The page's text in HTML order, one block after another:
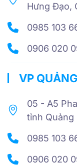
Hưng Đạo,
0985 103
0906 020
VP
05 - A5
tỉnh Quảng
0985 103
0906 020